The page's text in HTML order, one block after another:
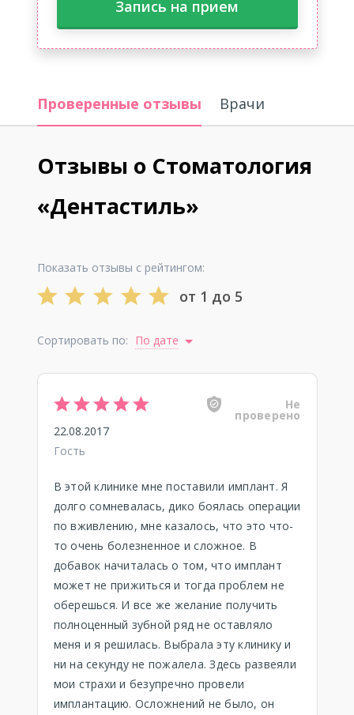
Запись на прием
Проверенные отзывы Врачи
Отзывы о Стоматология
«Дентастиль»
Показать отзывы с рейтингом:
от 1 до 5
Сортировать по: По дате
Не
проверено
22.08.2017
Гость
В этой клинике мне поставили имплант. Я
долго сомневалась, дико боялась операции
по вживлению, мне казалось, что это что-
то очень болезненное и сложное. В
добавок начиталась о том, что имплант
может не прижиться и тогда проблем не
оберешься. И все же желание получить
полноценный зубной ряд не оставляло
меня и я решилась. Выбрала эту клинику и
ни на секунду не пожалела. Здесь развеяли
мои страхи и безупречно провели
имплантацию. Осложнений не было, он